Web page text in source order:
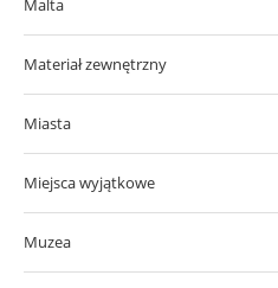
Malta
Materiał zewnętrzny
Miasta
Miejsca wyjątkowe
Muzea